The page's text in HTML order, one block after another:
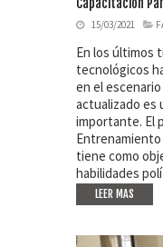
15/03/2021
En los últimos
tecnológicos
en el
actualizado es
importante. El
tiene como
habilidades
LEER MAS